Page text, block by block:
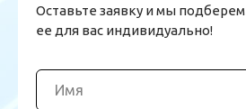
Оставьте заявку и мы подберем
ее для вас индивидуально!